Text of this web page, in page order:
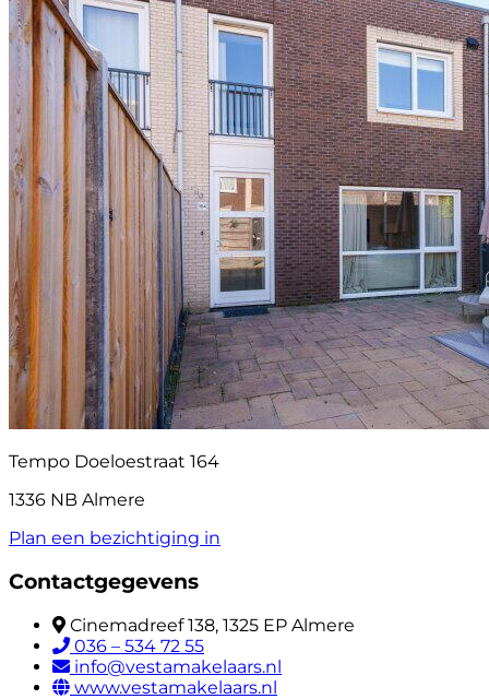
Tempo Doeloestraat 164
1336 NB Almere
Plan een bezichtiging in
Contactgegevens
Cinemadreef 138, 1325 EP Almere
036 – 534 72 55
info@vestamakelaars.nl
www.vestamakelaars.nl